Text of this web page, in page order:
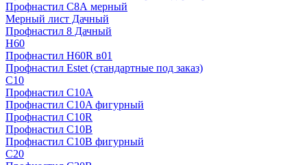
Профнастил С8А мерный
Мерный лист Дачный
Профнастил 8 Дачный
Н60
Профнастил H60R в01
Профнастил Estet (стандартные под заказ)
C10
Профнастил С10A
Профнастил С10A фигурный
Профнастил С10R
Профнастил С10В
Профнастил С10В фигурный
C20